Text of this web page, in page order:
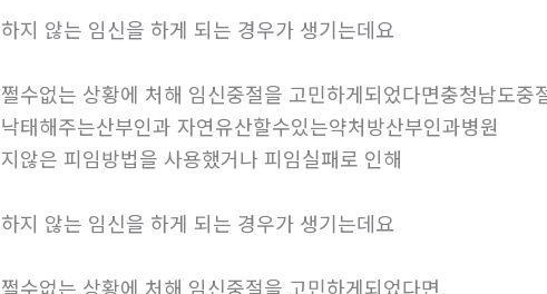
지 않는 임신을 하게 되는 경우가 생기는데요
수없는 상황에 처해 임신중절을 고민하게되었다면충청남도
태해주는산부인과 자연유산할수있는약처방산부인과병원
않은 피임방법을 사용했거나 피임실패로 인해
지 않는 임신을 하게 되는 경우가 생기는데요
수없는 상황에 처해 임신중절을 고민하게되었다면